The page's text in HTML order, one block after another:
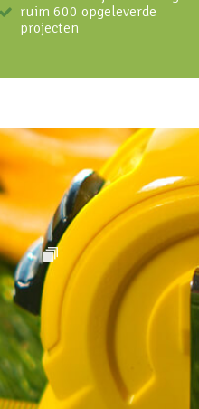
ruim 600 opgeleverde
projecten